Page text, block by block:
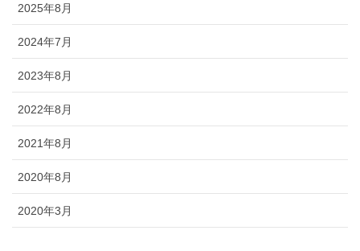
2025年8月
2024年7月
2023年8月
2022年8月
2021年8月
2020年8月
2020年3月